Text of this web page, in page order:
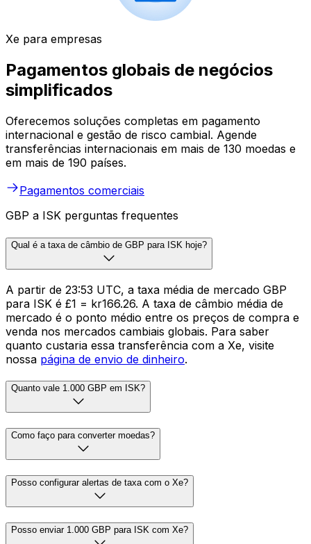
Xe para empresas
Pagamentos globais de negócios
simplificados
Oferecemos soluções completas em pagamento
internacional e gestão de risco cambial. Agende
transferências internacionais em mais de 130 moedas e
em mais de 190 países.
Pagamentos comerciais
GBP a ISK perguntas frequentes
Qual é a taxa de câmbio de GBP para ISK hoje?
A partir de 23:53 UTC, a taxa média de mercado GBP
para ISK é £1 = kr166.26. A taxa de câmbio média de
mercado é o ponto médio entre os preços de compra e
venda nos mercados cambiais globais. Para saber
quanto custaria essa transferência com a Xe, visite
nossa página de envio de dinheiro.
Quanto vale 1.000 GBP em ISK?
Como faço para converter moedas?
Posso configurar alertas de taxa com o Xe?
Posso enviar 1.000 GBP para ISK com Xe?